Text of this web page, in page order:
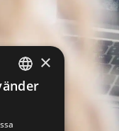
SWEDISH
×